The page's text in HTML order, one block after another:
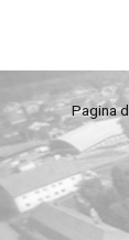
Pagina